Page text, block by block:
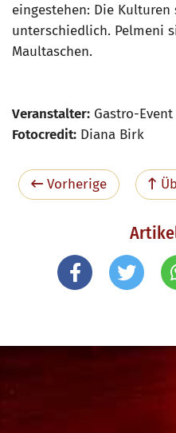
eingestehen: Die
unterschiedlich. Pelmeni
Maultaschen.
Veranstalter: Gastro-
Fotocredit: Diana Birk
Vorherige